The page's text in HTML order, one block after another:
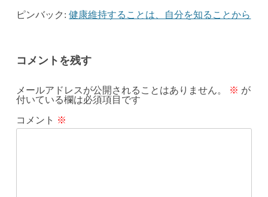
ピンバック:健康維持することは、自分を知ることから
コメントを残す
メールアドレスが公開されることはありません。 ※ が
付いている欄は必須項目です
コメント ※